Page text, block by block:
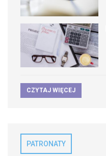
CZYTAJ WIĘCEJ
PATRONATY